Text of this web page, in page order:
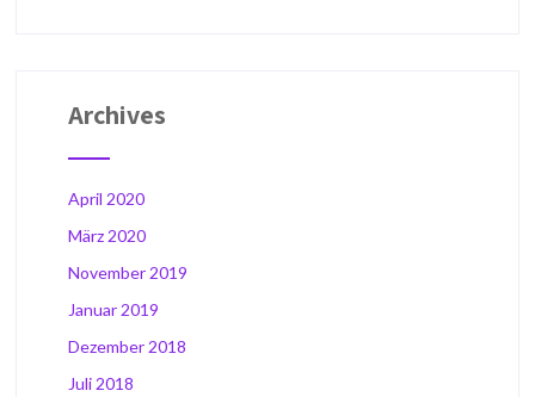
Archives
April 2020
März 2020
November 2019
Januar 2019
Dezember 2018
Juli 2018